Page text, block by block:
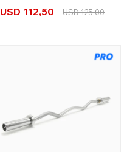
USD 112,50 USD125,00